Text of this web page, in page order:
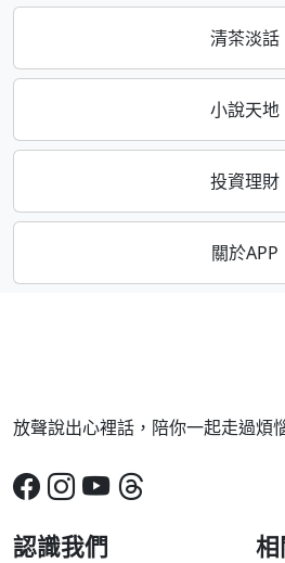
清茶淡話
小說天地
投資理財
關於APP
放聲說出心裡話，陪你一起走過煩
認識我們